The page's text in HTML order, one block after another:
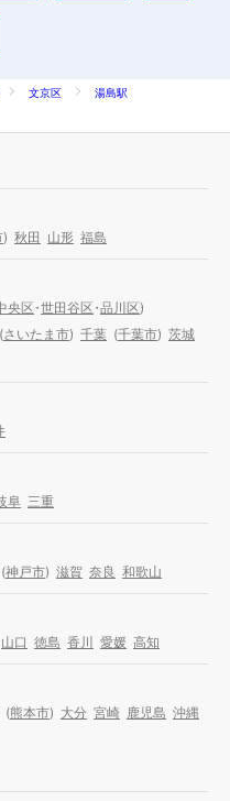
文京区
湯島駅
) 秋田 山形 福島
央区・世田谷区・品川区)
(さいたま市) 千葉 (千葉市) 茨城
阜 三重
(神戸市) 滋賀 奈良 和歌山
山口 徳島 香川 愛媛 高知
(熊本市) 大分 宮崎 鹿児島 沖縄